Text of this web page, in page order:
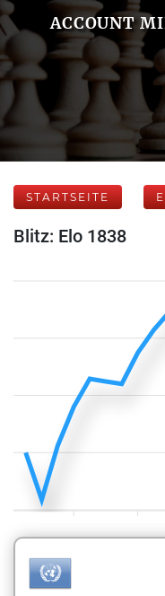
ACCOUNT
STARTSEITE
Blitz: Elo 1838